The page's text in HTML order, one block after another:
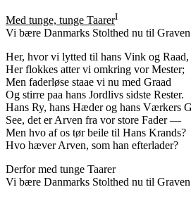
Med tunge, tunge TaarerI
Vi bære Danmarks Stolthed nu til
Her, hvor vi lytted til hans Vink og Raad,
Her flokkes atter vi omkring vor Mester;
Men faderløse staae vi nu med Graad
Og stirre paa hans Jordlivs sidste Rester.
Hans Ry, hans Hæder og hans Værkers
See, det er Arven fra vor store Fader —
Men hvo af os tør beile til Hans Krands?
Hvo hæver Arven, som han efterlader?
Derfor med tunge Taarer
Vi bære Danmarks Stolthed nu til